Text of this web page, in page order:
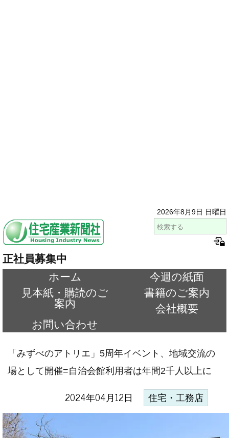
2026年8月9日 日曜日
正社員募集中
ホーム
今週の紙面
見本紙・購読のご
案内
書籍のご案内
会社概要
お問い合わせ
「みずべのアトリエ」5周年イベント、地域交流の
場として開催=自治会館利用者は年間2千人以上に
2024年04月12日 住宅・工務店